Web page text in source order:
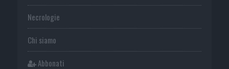
Necrologie
Chi siamo
Abbonati